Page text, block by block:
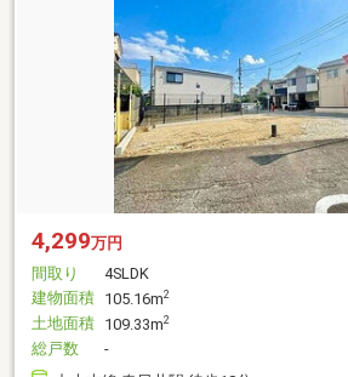
4,299万円
間取り
4SLDK
建物面積 105.16m2
土地面積 109.33m2
総戸数
-